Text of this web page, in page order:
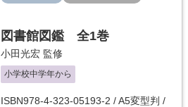
図書館図鑑 全1巻
小田光宏 監修
小学校中学年から
ISBN978-4-323-05193-2 / A5変型判 /